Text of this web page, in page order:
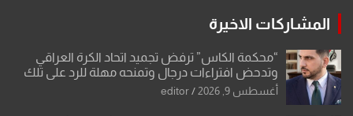
المشاركات الاخيرة
“محكمة الكاس” ترفض تجميد اتحاد الكرة العراقي
وتدحض افتراءات درجال وتمنحه مهلة للرد على تلك
الشكوى
أغسطس 9, 2026 editor